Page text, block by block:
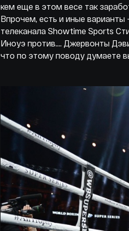
кем еще в этом весе так
Впрочем, есть и иные варианты
телеканала Showtime Sports
Иноуэ против…. Джервонты
что по этому поводу думаете